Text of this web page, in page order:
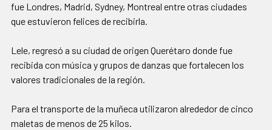
fue Londres, Madrid, Sydney, Montreal entre otras ciudades
que estuvieron felices de recibirla.
Lele, regresó a su ciudad de origen Querétaro donde fue
recibida con música y grupos de danzas que fortalecen los
valores tradicionales de la región.
Para el transporte de la muñeca utilizaron alrededor de cinco
maletas de menos de 25 kilos.